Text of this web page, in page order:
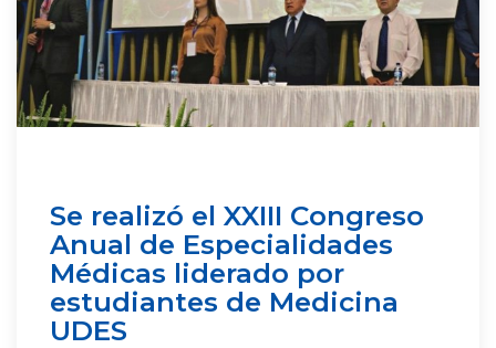
Se realizó el XXIII Congreso
Anual de Especialidades
Médicas liderado por
estudiantes de Medicina
UDES